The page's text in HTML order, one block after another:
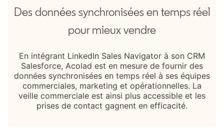
Des données synchronisées en temps réel
pour mieux vendre
En intégrant LinkedIn Sales Navigator à son CRM
Salesforce, Acolad est en mesure de fournir des
données synchronisées en temps réel à ses équipes
commerciales, marketing et opérationnelles. La
veille commerciale est ainsi plus accessible et les
prises de contact gagnent en efficacité.